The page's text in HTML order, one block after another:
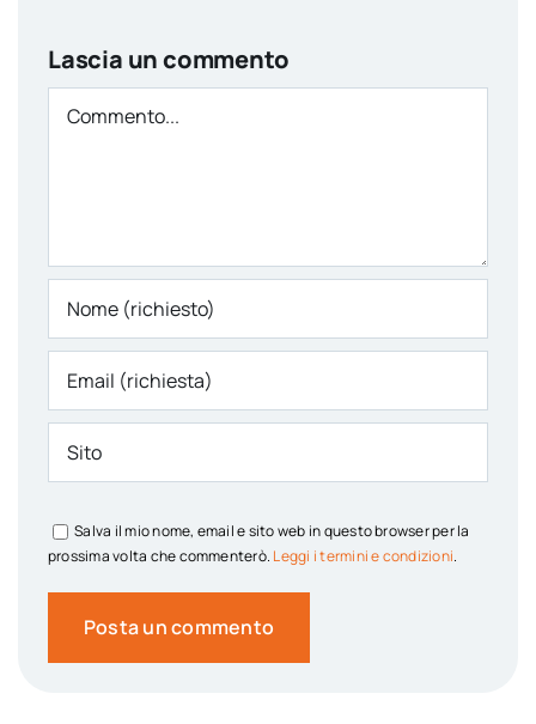
Lascia un commento
Comment
Salva il mio nome, email e sito web in questo browser per la
prossima volta che commenterò. Leggi i termini e condizioni.